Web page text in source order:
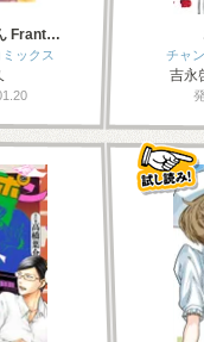
Frant…
ックス チャ
吉永